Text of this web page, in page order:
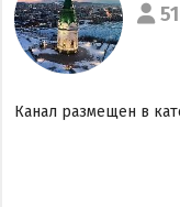
Канал размещен в